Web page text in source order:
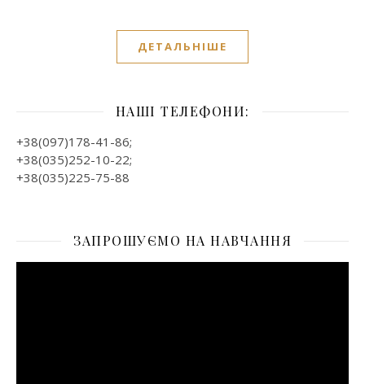
ДЕТАЛЬНІШЕ
НАШІ ТЕЛЕФОНИ:
+38(097)178-41-86;
+38(035)252-10-22;
+38(035)225-75-88
ЗАПРОШУЄМО НА НАВЧАННЯ